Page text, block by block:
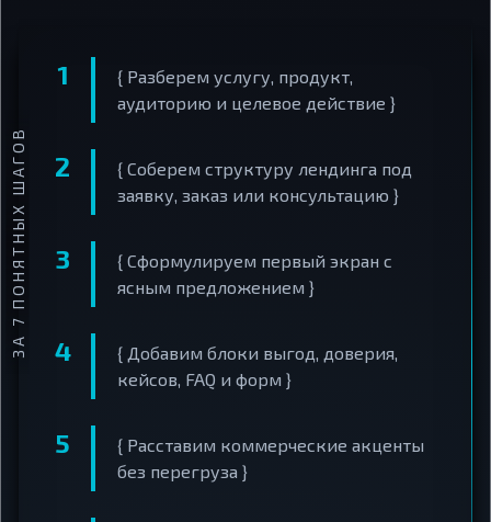
ЗА 7 ПОНЯТНЫХ ШАГОВ
{ Разберем услугу, продукт,
аудиторию и целевое действие }
{ Соберем структуру лендинга под
заявку, заказ или консультацию }
{ Сформулируем первый экран с
ясным предложением }
{ Добавим блоки выгод, доверия,
кейсов, FAQ и форм }
{ Расставим коммерческие акценты
без перегруза }